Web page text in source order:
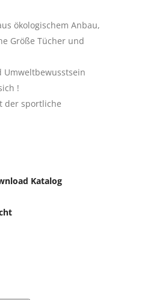
ökologischem Anbau,
Größe Tücher und
!
der sportliche
Katalog